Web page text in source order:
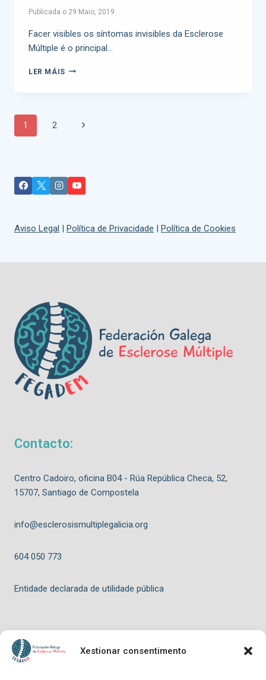
Xestionar consentimento
Publicada o 29 Maio, 2019
Facer visibles os síntomas invisibles da Esclerose
Múltiple é o principal…
LER MÁIS
1 2
Aviso Legal | Política de Privacidade | Política de Cookies
Contacto:
Centro Cadoiro, oficina B04 - Rúa República Checa, 52,
15707, Santiago de Compostela
info@esclerosismultiplegalicia.org
604 050 773
Entidade declarada de utilidade pública